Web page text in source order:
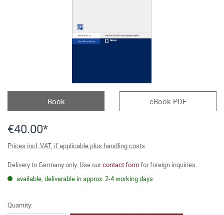
Book eBook PDF
€40.00*
Prices incl. VAT, if applicable plus handling costs
Delivery to Germany only. Use ourcontact formfor foreign inquiries.
available, deliverable in approx. 2-4 working days
Quantity: